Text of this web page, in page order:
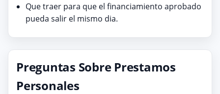
Que traer para que el financiamiento aprobado
pueda salir el mismo dia.
Preguntas Sobre Prestamos
Personales